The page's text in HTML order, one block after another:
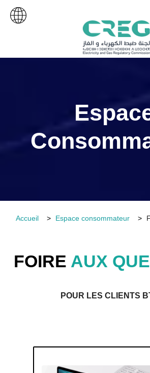
Accueil Espace consommateur
FOIRE AUX
POUR LES CLIENTS